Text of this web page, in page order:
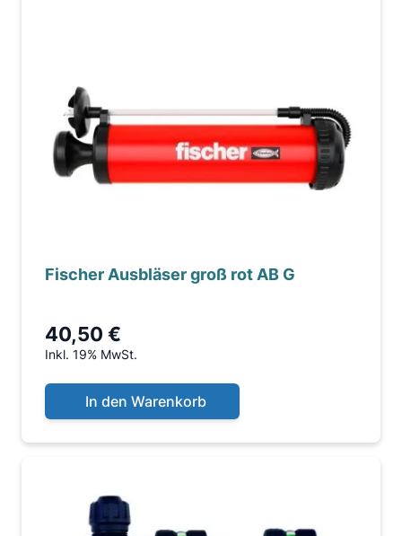
Fischer Ausbläser groß rot AB G
40,50 €
Inkl. 19% MwSt.
In den Warenkorb